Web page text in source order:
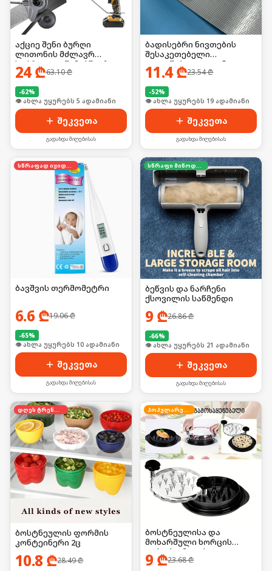
აქციე შენი ბურღი
ლითონის მძლავრ
საჭრელად წამებში! 🛠️⚡
24₾63.10₾
-62%
🛒 ბოლო 24სთ-ში იყიდა 8-მა
შეკვეთა
გადახდა მიღებისას
ბადისებრი ნივთების
შესაკეთებელი
თვითწებვადი ლენტი
11.4₾23.54₾
-52%
🛒 ბოლო 24სთ-ში იყიდა 25-მა
შეკვეთა
გადახდა მიღებისას
ბავშვის თერმომეტრი
6.6 ₾19.06₾
-65%
🛒 ბოლო 24სთ-ში იყიდა 13-მა
შეკვეთა
გადახდა მიღებისას
ბეწვის და ნარჩენი
ქსოვილის საწმენდი
9 ₾26.86₾
-66%
🛒 ბოლო 24სთ-ში იყიდა 27-მა
შეკვეთა
გადახდა მიღებისას
ბოსტნეულის ფორმის
კონტეინერი 2ც
10.8 ₾28.49₾
ბოსტნეულისა და
მოხარშული ხორცის
დასაქუცმაცებელი
გაჯეტი
9 ₾23.68₾